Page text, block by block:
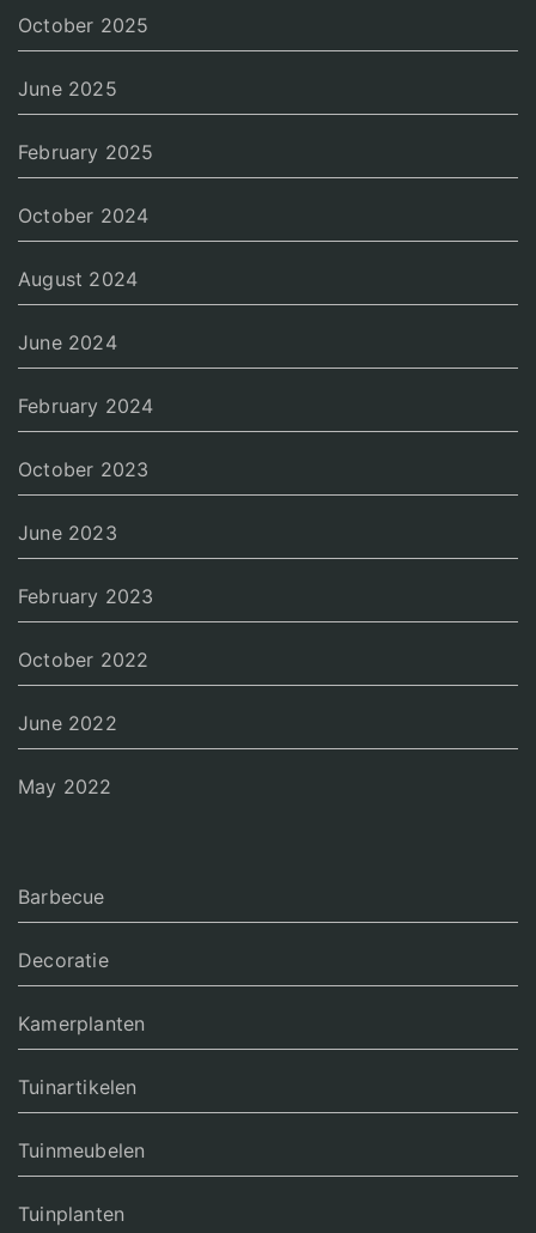
October 2025
June 2025
February 2025
October 2024
August 2024
June 2024
February 2024
October 2023
June 2023
February 2023
October 2022
June 2022
May 2022
Barbecue
Decoratie
Kamerplanten
Tuinartikelen
Tuinmeubelen
Tuinplanten